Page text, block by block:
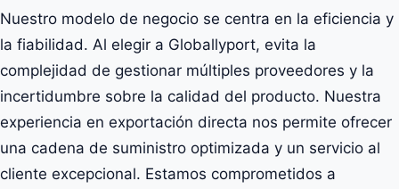
Nuestro modelo de negocio se centra en la eficiencia y
la fiabilidad. Al elegir a Globallyport, evita la
complejidad de gestionar múltiples proveedores y la
incertidumbre sobre la calidad del producto. Nuestra
experiencia en exportación directa nos permite ofrecer
una cadena de suministro optimizada y un servicio al
cliente excepcional. Estamos comprometidos a